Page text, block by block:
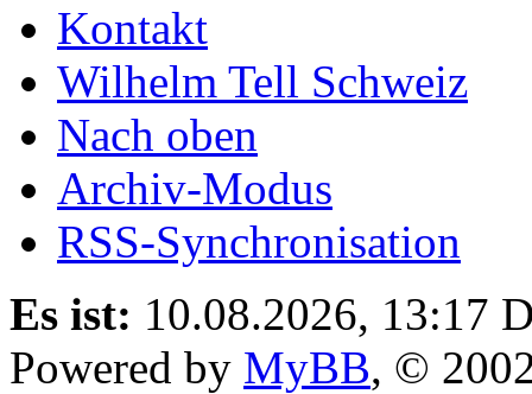
Kontakt
Wilhelm Tell Schweiz
Nach oben
Archiv-Modus
RSS-Synchronisation
Es ist: 10.08.2026, 13:17
Powered by MyBB, ©